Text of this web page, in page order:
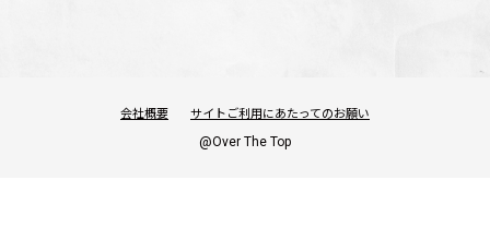
会社概要 サイトご利用にあたってのお願い
@Over The Top